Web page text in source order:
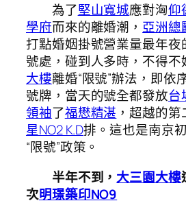
為了堅山寬城應對洶仰
學府而來的離婚潮， 亞洲總
打點婚姻掛號營業量最年夜
號處，碰到人多時，不得不
大樓離婚“限號”辦法，即依
號牌，當天的號全都發放台
領袖了福懋精湛 ，超越的
星NO2 K.D排。這也是南京
“限號”政策。
半年不到， 大三園大樓
次明璟築印NO9